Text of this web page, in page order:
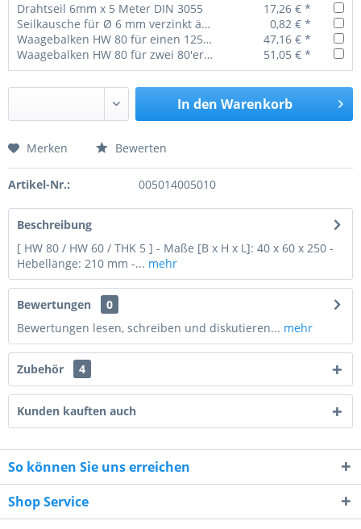
Drahtseil 6mm x 5 Meter DIN 3055
17,26 € *
Seilkausche für Ø 6 mm verzinkt ähnl. DIN 6899
0,82 € *
Waagebalken HW 80 für einen 125'er BZ (4 Bolzen)
47,16 € *
Waagebalken HW 80 für zwei 80'er BZ (2 Bolzen)
51,05 € *
In den Warenkorb
Preis anfragen
6 * 5 = ?
Merken Bewerten
Artikel-Nr.: 005014005010
Beschreibung
[ HW 80 / HW 60 / THK 5 ] - Maße [B x H x L]: 40 x 60 x 250 -
Hebellänge: 210 mm -... mehr
Bewertungen
0
Bewertungen lesen, schreiben und diskutieren... mehr
Zubehör 4
Kunden kauften auch
So können Sie uns erreichen
Shop Service